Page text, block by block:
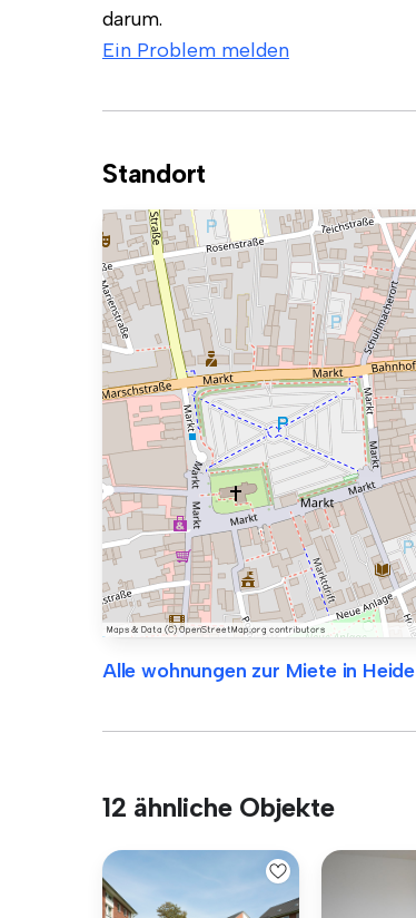
darum.
Ein Problem melden
Standort
Alle wohnungen zur Miete in Heide
12 ähnliche Objekte